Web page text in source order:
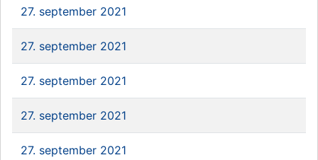
27. september 2021
27. september 2021
27. september 2021
27. september 2021
27. september 2021